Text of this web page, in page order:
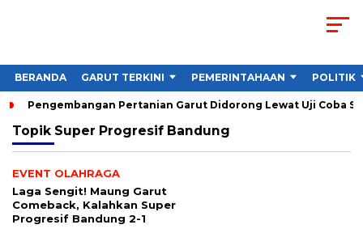
BERANDA GARUT TERKINI PEMERINTAHAAN POLITIK
Pengembangan Pertanian Garut Didorong Lewat Uji Coba
Topik Super Progresif Bandung
EVENT OLAHRAGA
Laga Sengit! Maung Garut
Comeback, Kalahkan Super
Progresif Bandung 2-1